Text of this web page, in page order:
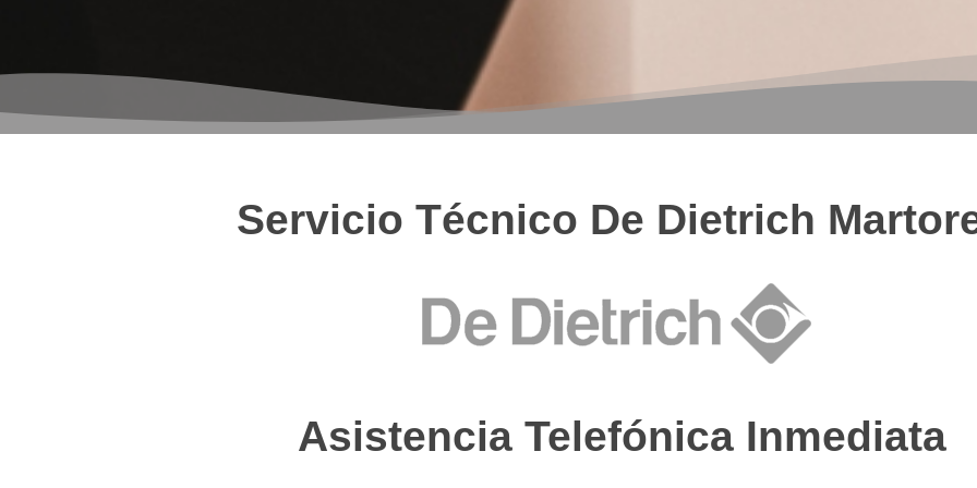
Servicio Técnico De Dietrich
Asistencia Telefónica Inmediata